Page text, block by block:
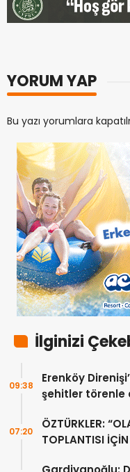
YORUM YAP
Bu yazı yorumlara
İlginizi
Erenköy
şehitler törenle
09:38
ÖZTÜRKLER:
TOPLANTISI
07:20